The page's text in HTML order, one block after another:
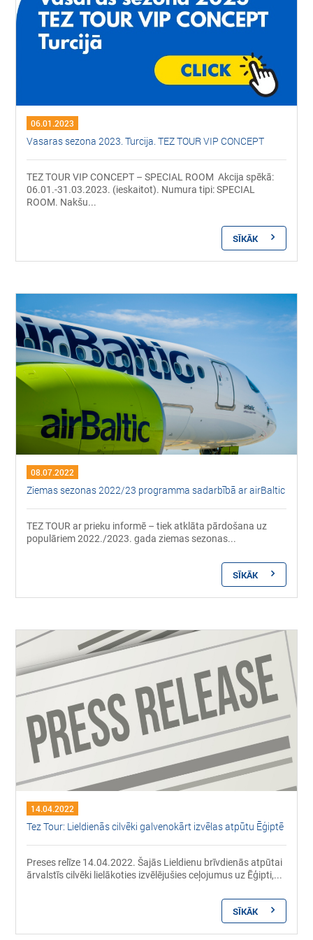
06.01.2023
Vasaras sezona 2023. Turcija. TEZ TOUR VIP CONCEPT
TEZ TOUR VIP CONCEPT – SPECIAL ROOM Akcija spēkā:
06.01.-31.03.2023. (ieskaitot). Numura tipi: SPECIAL
ROOM. Nakšu...
SĪKĀK
08.07.2022
Ziemas sezonas 2022/23 programma sadarbībā ar airBaltic
TEZ TOUR ar prieku informē – tiek atklāta pārdošana uz
populāriem 2022./2023. gada ziemas sezonas...
SĪKĀK
14.04.2022
Tez Tour: Lieldienās cilvēki galvenokārt izvēlas atpūtu Ēģiptē
Preses relīze 14.04.2022. Šajās Lieldienu brīvdienās atpūtai
ārvalstīs cilvēki lielākoties izvēlējušies ceļojumus uz Ēģipti,...
SĪKĀK